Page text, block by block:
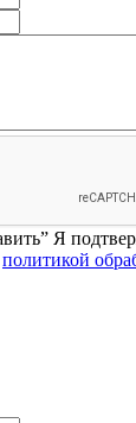
Я
политикой